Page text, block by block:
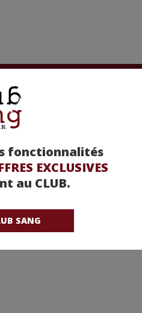
fonctionnalités
EXCLUSIVES
au CLUB.
SANG
!